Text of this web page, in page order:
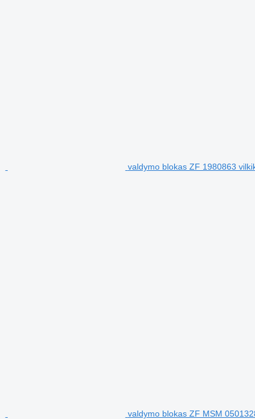
valdymo blokas ZF 1980863
valdymo blokas ZF MSM